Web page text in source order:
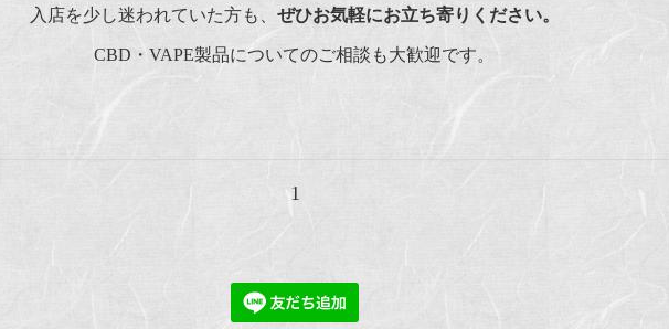
入店を少し迷われていた方も、 ぜひお気軽にお立ち寄りください。
CBD・VAPE製品についてのご相談も大歓迎です。
1